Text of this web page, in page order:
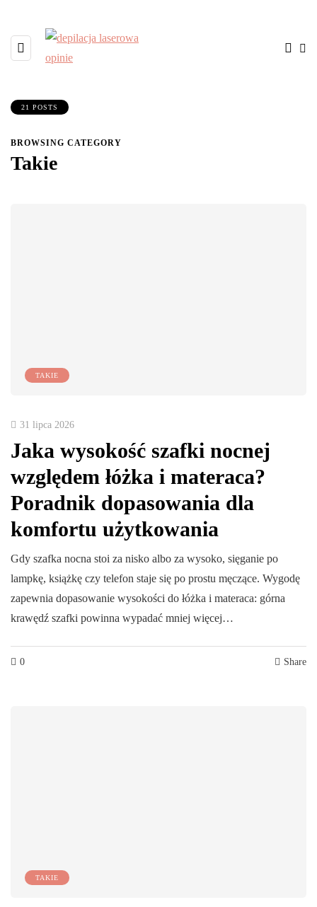
21 POSTS
BROWSING CATEGORY
Takie
TAKIE
31 lipca 2026
Jaka wysokość szafki nocnej
względem łóżka i materaca?
Poradnik dopasowania dla
komfortu użytkowania
Gdy szafka nocna stoi za nisko albo za wysoko, sięganie po
lampkę, książkę czy telefon staje się po prostu męczące. Wygodę
zapewnia dopasowanie wysokości do łóżka i materaca: górna
krawędź szafki powinna wypadać mniej więcej…
0 Share
TAKIE